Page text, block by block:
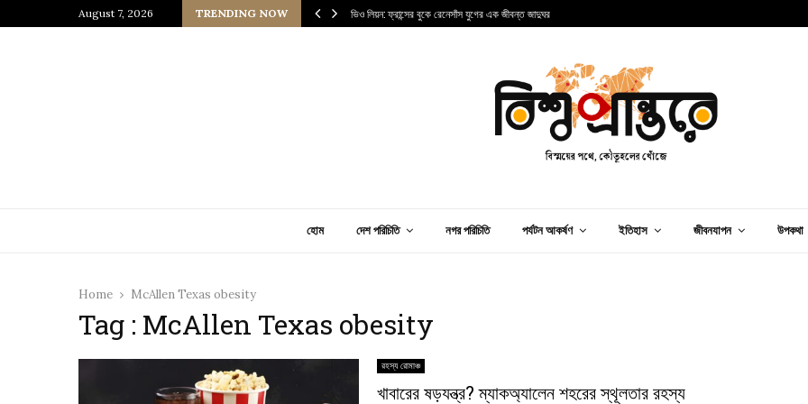
August 7, 2026 TRENDING NOW
জাপানি আধ্যাত্মিকতার ছোঁয়া ভিও লিয়ন: ফ্রান্সের বুকে রেনেসাঁস যুগের এক জীবন্ত জাদুঘর
হোম দেশ পরিচিতি নগর পরিচিতি পর্যটন আকর্ষণ ইতিহাস জীবনযাপন উপকথা
Home McAllen Texas obesity
Tag : McAllen Texas obesity
রহস্য রোমাঞ্চ
খাবারের ষড়যন্ত্র? ম্যাকঅ্যালেন শহরের স্থূলতার রহস্য